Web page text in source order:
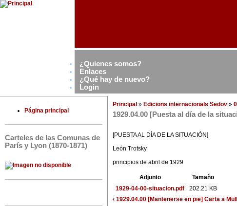
¿Quienes somos?
Enlaces
¿Qué hay de nuevo?
Login
Página principal
Carteles de las Comunas de
París y Lyon (1870-1871)
Principal » Edicions internacionals Sedov »
1929.04.00 [Puesta al día de la
[PUESTA AL DÍA DE LA SITUACIÓN]
León Trotsky
principios de abril de 1929
Adjunto
Tamaño
1929-04-00-situacion.pdf
202.21 KB
‹ 1929.04.00 [Mantenerse en pie] Carta a